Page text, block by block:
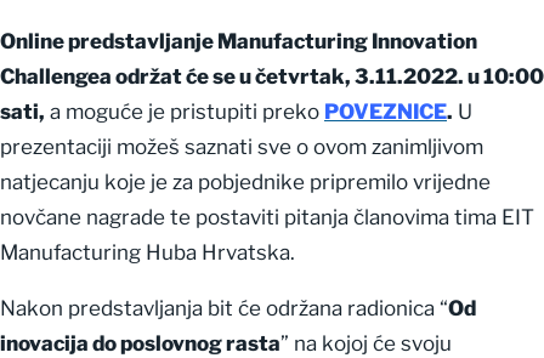
Online predstavljanje Manufacturing Innovation
Challengea održat će se u četvrtak, 3.11.2022. u 10:00
sati, a moguće je pristupiti preko POVEZNICE. U
prezentaciji možeš saznati sve o ovom zanimljivom
natjecanju koje je za pobjednike pripremilo vrijedne
novčane nagrade te postaviti pitanja članovima tima EIT
Manufacturing Huba Hrvatska.
Nakon predstavljanja bit će održana radionica “Od
inovacija do poslovnog rasta” na kojoj će svoju